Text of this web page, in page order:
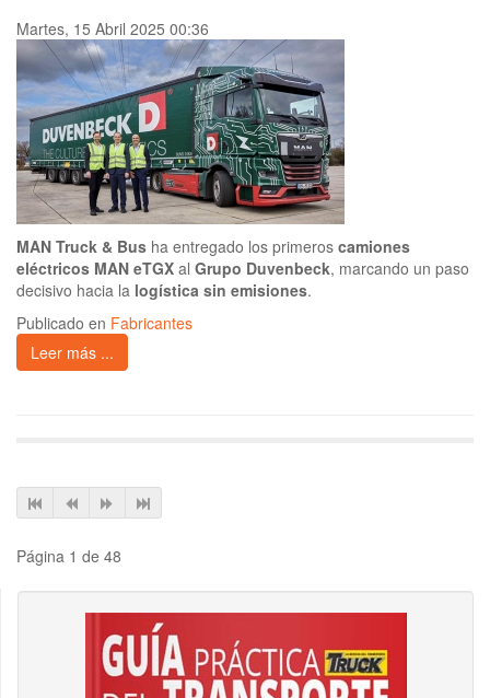
Martes, 15 Abril 2025 00:36
MAN Truck & Bus ha entregado los primeros camiones
eléctricos MAN eTGX al Grupo Duvenbeck, marcando un paso
decisivo hacia la logística sin emisiones.
Publicado en Fabricantes
Leer más ...
Página 1 de 48